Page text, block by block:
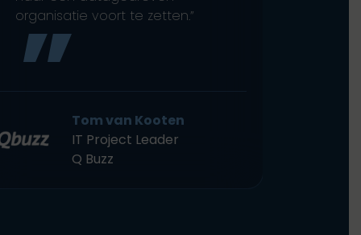
organisatie voort te zetten.”
Tom van Kooten
IT Project Leader
Q Buzz